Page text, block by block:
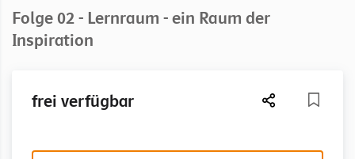
Folge 02 - Lernraum - ein Raum der
Inspiration
frei verfügbar